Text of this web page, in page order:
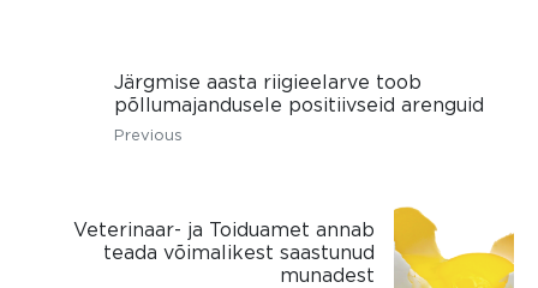
Järgmise aasta riigieelarve toob
põllumajandusele positiivseid arenguid
Previous
Veterinaar- ja Toiduamet annab
teada võimalikest saastunud
munadest